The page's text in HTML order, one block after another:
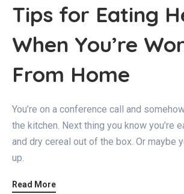
Tips for Eating
When You’re
From Home
You’re on a conference call and
the kitchen. Next thing you know you’re
and dry cereal out of the box. Or maybe
up.
Read More